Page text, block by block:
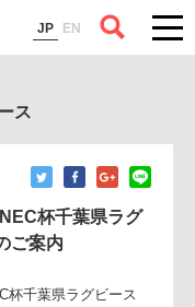
JP EN
ス
杯千葉県ラグ
ご案内